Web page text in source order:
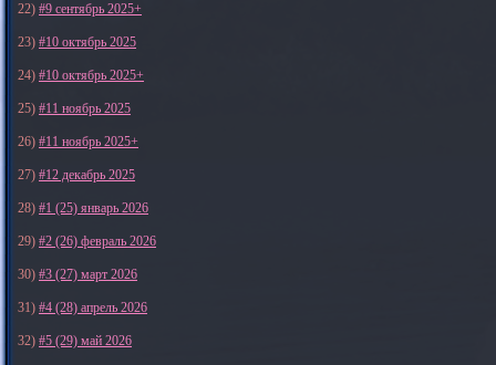
22) #9 сентябрь 2025+
23) #10 октябрь 2025
24) #10 октябрь 2025+
25) #11 ноябрь 2025
26) #11 ноябрь 2025+
27) #12 декабрь 2025
28) #1 (25) январь 2026
29) #2 (26) февраль 2026
30) #3 (27) март 2026
31) #4 (28) апрель 2026
32) #5 (29) май 2026